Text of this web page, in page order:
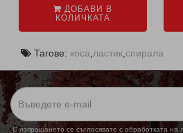
ДОБАВИ В
КОЛИЧКАТА
Тагове: коса ластик спирала
С изпращането се съгласявате с обработката на